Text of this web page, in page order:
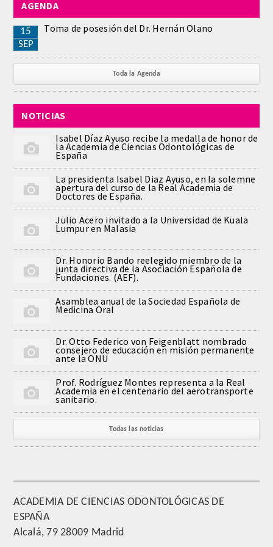
REGLAMENTO
ACADEMICOS
CIENCIAS BASICAS MEDICAS
AFINES A LA ODONTOLOGIA
HUMANIDADES Y CIENCIAS
MEDICO-JURIDICAS
PREVENCION,PROMOCION DE LA
SALUD Y GESTION NUEVAS
ESTOMATOLOGIA MEDICO-
ODONTOLOGIA CONSERVADORA
ORTOGNATIA
NÚMERO
Número de Medalla
SUPERNUMERARIOS
HONOR
AGENDA
15
SEP
Toma de posesión del Dr. Hernán Olano
Toda la Agenda
NOTICIAS
Isabel Díaz Ayuso recibe la medalla de honor de
la Academia de Ciencias Odontológicas de
España
La presidenta Isabel Diaz Ayuso, en la solemne
apertura del curso de la Real Academia de
Doctores de España.
Julio Acero invitado a la Universidad de Kuala
Lumpur en Malasia
Dr. Honorio Bando reelegido miembro de la
junta directiva de la Asociación Española de
Fundaciones. (AEF).
Asamblea anual de la Sociedad Española de
Medicina Oral
Dr. Otto Federico von Feigenblatt nombrado
consejero de educación en misión permanente
ante la ONU
Prof. Rodríguez Montes representa a la Real
Academia en el centenario del aerotransporte
sanitario.
Todas las noticias
ACADEMIA DE CIENCIAS ODONTOLÓGICAS DE
ESPAÑA
Alcalá, 79 28009 Madrid